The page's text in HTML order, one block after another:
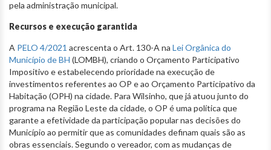
pela administração municipal.
Recursos e execução garantida
A PELO 4/2021 acrescenta o Art. 130-A na Lei Orgânica do
Município de BH (LOMBH), criando o Orçamento Participativo
Impositivo e estabelecendo prioridade na execução de
investimentos referentes ao OP e ao Orçamento Participativo da
Habitação (OPH) na cidade. Para Wilsinho, que já atuou junto do
programa na Região Leste da cidade, o OP é uma política que
garante a efetividade da participação popular nas decisões do
Município ao permitir que as comunidades definam quais são as
obras essenciais. Segundo o vereador, com as mudanças de